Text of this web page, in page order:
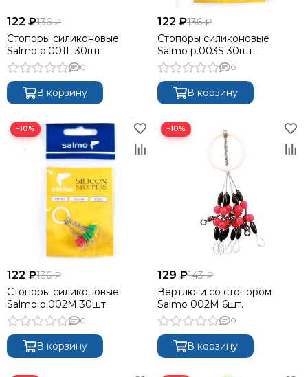
122 ₽136 ₽
Стопоры силиконовые
Salmo р.001L 30шт.
0
В корзину
122 ₽136 ₽
Стопоры силиконовые
Salmo р.003S 30шт.
0
В корзину
−10%
122 ₽136 ₽
Стопоры силиконовые
Salmo р.002M 30шт.
0
В корзину
−10%
129 ₽143 ₽
Вертлюги со стопором
Salmo 002M 6шт.
0
В корзину